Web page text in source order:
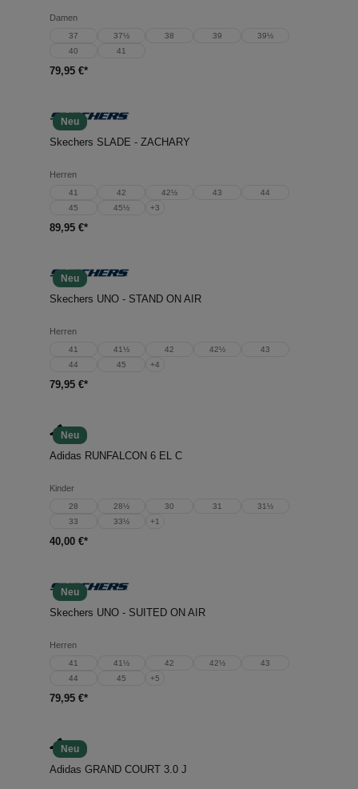
Damen
37 37½ 38 39
39½
40
41
79,95 €*
Neu
Skechers SLADE - ZACHARY
Herren
41 42 42½ 43
44
45
45½ +3
89,95 €*
Neu
Skechers UNO - STAND ON AIR
Herren
41 41½ 42 42½
43
44
45 +4
79,95 €*
Neu
Adidas RUNFALCON 6 EL C
Kinder
28 28½ 30 31
31½
33
33½ +1
40,00 €*
Neu
Skechers UNO - SUITED ON AIR
Herren
41 41½ 42 42½
43
44
45 +5
79,95 €*
Neu
Adidas GRAND COURT 3.0 J